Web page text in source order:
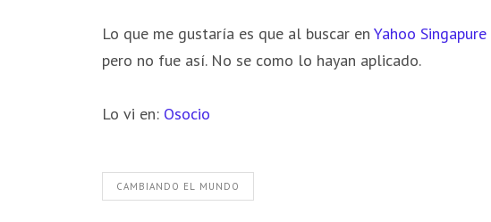
Lo que me gustaría es que al buscar en Yahoo Singapure
pero no fue así. No se como lo hayan aplicado.
Lo vi en: Osocio
CAMBIANDO EL MUNDO